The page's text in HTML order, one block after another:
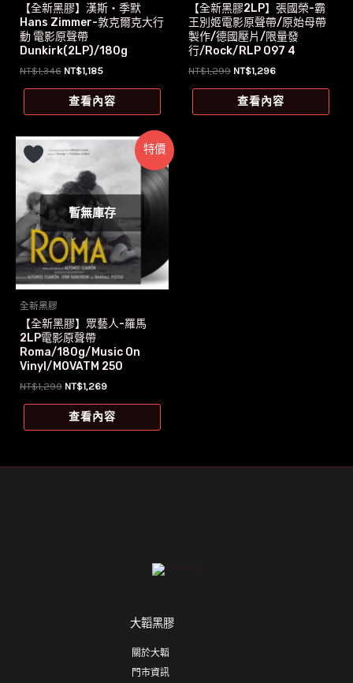
【全新黑膠】漢斯‧季默
Hans Zimmer-敦克爾克大行
動 電影原聲帶
Dunkirk(2LP)/180g
NT$1,346 原
價
格：
NT$1,185目
價
格：
查看內容
【全新黑膠2LP】張國榮-霸
王別姬電影原聲帶/原始母帶
製作/德國壓片/限量發
行/Rock/RLP 097 4
NT$1,299 原
價
格：
NT$1,296目
價
格：
查看內容
特價
暫無庫存
全新黑膠
【全新黑膠】眾藝人-羅馬
2LP電影原聲帶
Roma/180g/Music On
Vinyl/MOVATM 250
NT$1,299 原
價
格：
NT$1,269目
價
格：
查看內容
大韜黑膠
關於大韜
門市資訊